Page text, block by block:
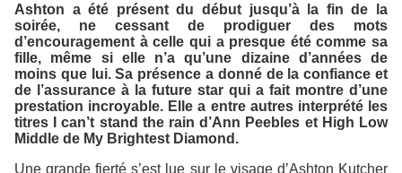
Ashton a été présent du début jusqu’à la fin de la
soirée, ne cessant de prodiguer des mots
d’encouragement à celle qui a presque été comme sa
fille, même si elle n’a qu’une dizaine d’années de
moins que lui. Sa présence a donné de la confiance et
de l’assurance à la future star qui a fait montre d’une
prestation incroyable. Elle a entre autres interprété les
titres
I can’t stand the rain d’Ann Peebles et High Low
Middle de My Brightest Diamond.
Une grande fierté s’est lue sur le visage d’Ashton Kutcher